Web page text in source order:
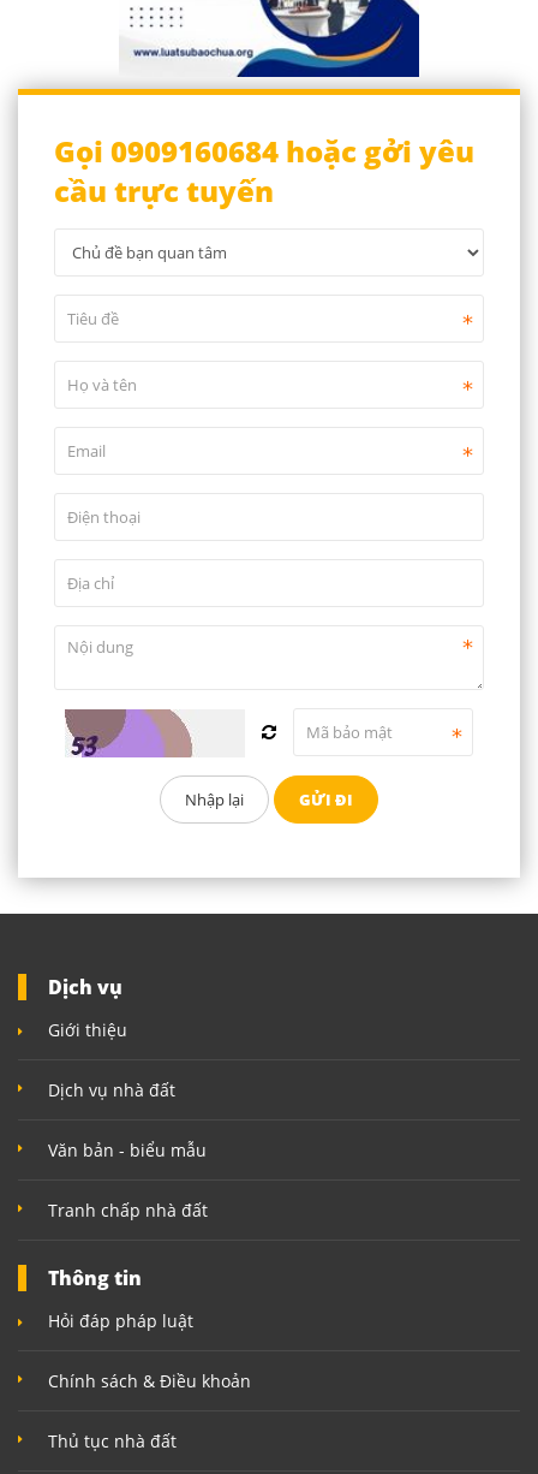
Gọi 0909160684 hoặc gởi yêu
cầu trực tuyến
Dịch vụ
Giới thiệu
Dịch vụ nhà đất
Văn bản - biểu mẫu
Tranh chấp nhà đất
Thông tin
Hỏi đáp pháp luật
Chính sách & Điều khoản
Thủ tục nhà đất